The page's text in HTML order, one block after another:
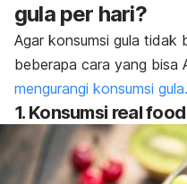
gula per hari?
Agar konsumsi gula tidak
beberapa cara yang bisa
mengurangi konsumsi gula.
1. Konsumsi real food